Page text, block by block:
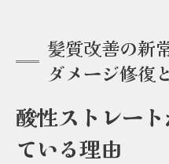
髪質改善の新
ダメージ修復
酸性ストレー
ている理由